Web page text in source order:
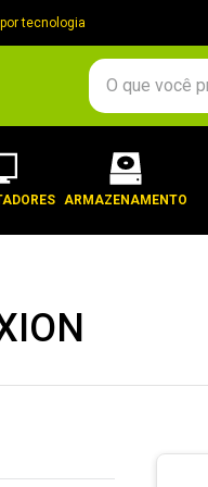
tecnologia
O que você procura?
ARMAZENAMENTO
gabinete
2º
keychron
9º